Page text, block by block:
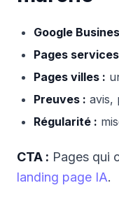
Google
Pages
Pages villes :
Preuves : avis,
Régularité :
CTA : Pages qui
landing page IA.